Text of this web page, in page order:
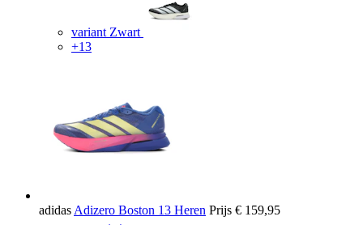
variant Zwart
+13
adidas Adizero Boston 13 Heren Prijs € 159,95